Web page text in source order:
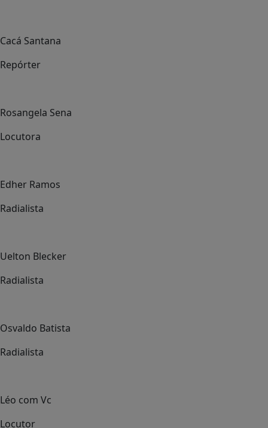
Cacá Santana
Repórter
Rosangela Sena
Locutora
Edher Ramos
Radialista
Uelton Blecker
Radialista
Osvaldo Batista
Radialista
Léo com Vc
Locutor